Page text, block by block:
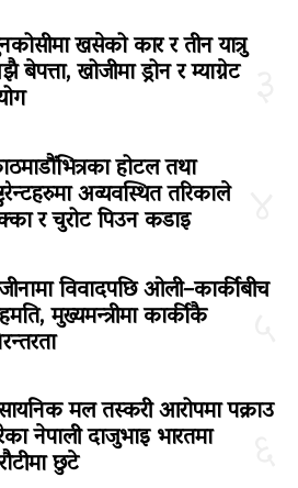
खसेको कार र तीन यात्रु
बेपत्ता, खोजीमा ड्रोन र म्याग्नेट
होटल तथा
अव्यवस्थित तरिकाले
र चुरोट पिउन कडाइ
विवादपछि ओली–कार्कीबीच
मुख्यमन्त्रीमा कार्कीकै
मल तस्करी आरोपमा पक्राउ
नेपाली दाजुभाइ भारतमा
छुटे